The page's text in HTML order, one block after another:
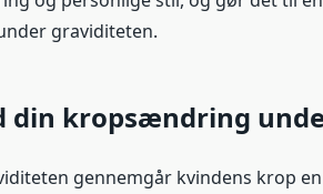
graviditeten.
din kropsændring
gennemgår kvindens krop